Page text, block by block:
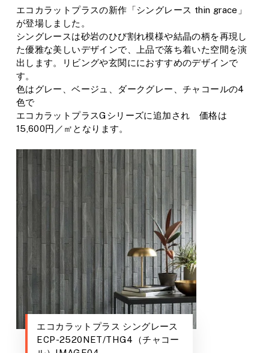
エコカラットプラスの新作「シングレース thin grace」
が登場しました。
シングレースは砂岩のひび割れ模様や結晶の柄を再現し
た優雅な美しいデザインで、上品で落ち着いた空間を演
出します。リビングや玄関ににおすすめのデザインで
す。
色はグレー、ベージュ、ダークグレー、チャコールの4
色で
エコカラットプラスGシリーズに追加され 価格は
15,600円／㎡となります。
エコカラットプラス シングレース
ECP-2520NET/THG4（チャコー